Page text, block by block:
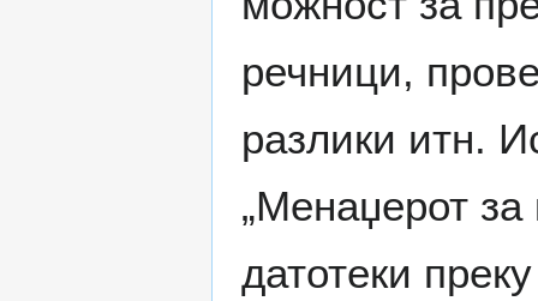
речници,
разлики итн.
„Менаџерот
датотеки